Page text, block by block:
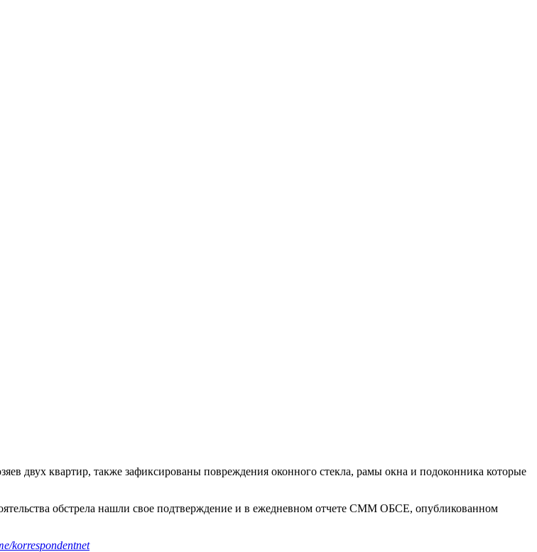
квартир, также зафиксированы повреждения оконного стекла, рамы окна и подоконника которые
обстрела нашли свое подтверждение и в ежедневном отчете СММ ОБСЕ, опубликованном
korrespondentnet